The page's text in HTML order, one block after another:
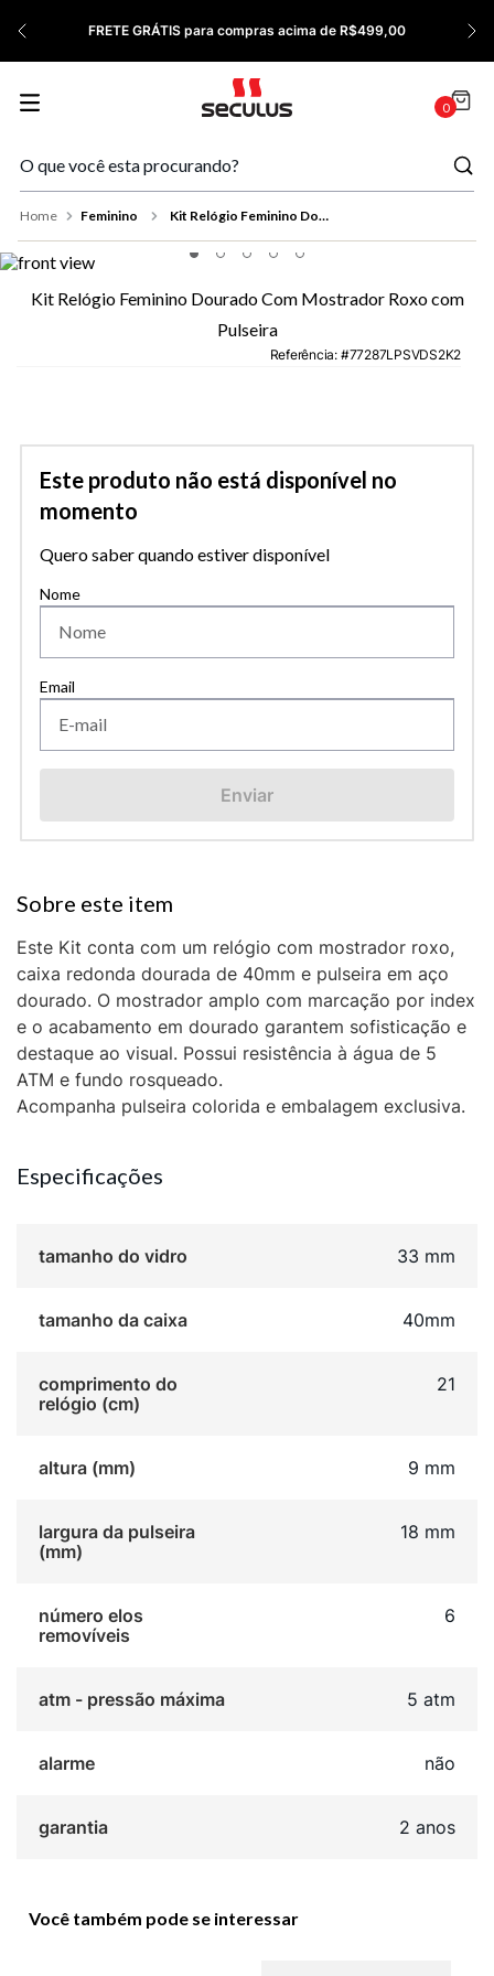
FRETE GRÁTIS para compras acima de R$499,00
0
Feminino Kit Relógio Feminino Dourado Com Mostrador Roxo com Pulseira
Kit Relógio Feminino Dourado Com Mostrador Roxo com
Pulseira
Referência: 77287LPSVDS2K2
Este produto não está disponível no
momento
Quero saber quando estiver disponível
Enviar
Este Kit conta com um relógio com mostrador roxo,
caixa redonda dourada de 40mm e pulseira em aço
dourado. O mostrador amplo com marcação por index
e o acabamento em dourado garantem sofisticação e
destaque ao visual. Possui resistência à água de 5
ATM e fundo rosqueado.
Acompanha pulseira colorida e embalagem exclusiva.
Especificações
tamanho do vidro 33 mm
tamanho da caixa 40mm
comprimento do
relógio (cm)
21
altura (mm) 9 mm
largura da pulseira
(mm)
18 mm
número elos
removíveis
6
atm - pressão máxima 5 atm
alarme não
garantia 2 anos
Você também pode se interessar
9º